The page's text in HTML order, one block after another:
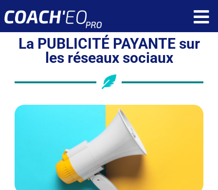
au
contenu
Fonctionnalités
Réservez une démonstration
La PUBLICITÉ PAYANTE sur
les réseaux sociaux